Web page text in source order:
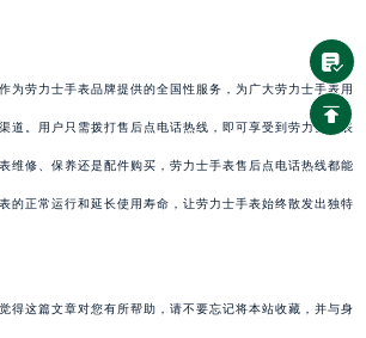
为劳力士手表品牌提供的全国性服务，为广大劳力士手表用
道。用户只需拨打售后点电话热线，即可享受到劳力士手表
维修、保养还是配件购买，劳力士手表售后点电话热线都能
的正常运行和延长使用寿命，让劳力士手表始终散发出独特
得这篇文章对您有所帮助，请不要忘记将本站收藏，并与身